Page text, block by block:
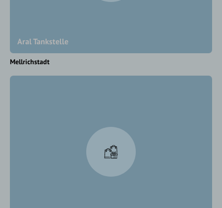
Aral Tankstelle
Mellrichstadt